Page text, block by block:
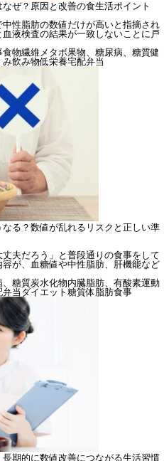
ぜ？原因と改善の食生活ポイント
性脂肪の数値だけが高いと指摘され
液検査の結果が一致しないことに戸
食物繊維メタボ果物、糖尿病、糖質健
み飲み物低栄養宅配弁当
る？数値が乱れるリスクと正しい準
夫だろう」と普段通りの食事をして
が、血糖値や中性脂肪、肝機能など
、糖質炭水化物内臓脂肪、有酸素運動
弁当 ダイエット 糖質体脂肪食事
期的に数値改善につながる生活習慣